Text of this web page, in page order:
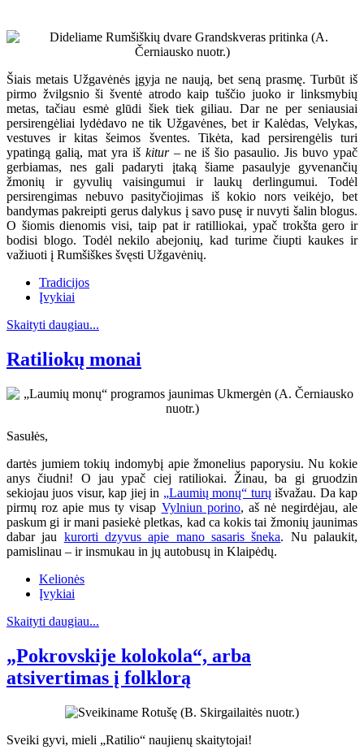
Šiais metais Užgavėnės įgyja ne naują, bet seną prasmę. Turbūt iš
pirmo žvilgsnio ši šventė atrodo kaip tuščio juoko ir linksmybių
metas, tačiau esmė glūdi šiek tiek giliau. Dar ne per seniausiai
persirengėliai lydėdavo ne tik Užgavėnes, bet ir Kalėdas, Velykas,
vestuves ir kitas šeimos šventes. Tikėta, kad persirengėlis turi
ypatingą galią, mat yra iš kitur– ne iš šio pasaulio. Jis buvo ypač
gerbiamas, nes gali padaryti įtaką šiame pasaulyje gyvenančių
žmonių ir gyvulių vaisingumui ir laukų derlingumui. Todėl
persirengimas nebuvo pasityčiojimas iš kokio nors veikėjo, bet
bandymas pakreipti gerus dalykus į savo pusę ir nuvyti šalin blogus.
O šiomis dienomis visi, taip pat ir ratilliokai, ypač trokšta gero ir
bodisi blogo. Todėl nekilo abejonių, kad turime čiupti kaukes ir
važiuoti į Rumšiškes švęsti Užgavėnių.
Tradicijos
Įvykiai
Skaityti daugiau...
Ratiliokų monai
Sasułės,
dartės jumiem tokių indomybį apie žmonelius paporysiu. Nu kokie
anys čiudni! O jau ypač ciej ratiliokai. Žinau, ba gi gruodzin
sekiojau juos visur, kap jiej in „Laumių monų“ turų išvažau. Da kap
pirmų roz apie mus ty visap Vylniun porino, aš nė negirdėjau, ale
paskum gi ir mani pasiekė pletkas, kad ca kokis tai žmonių jaunimas
dabar jau kurorti dzyvus apie mano sasaris šneka. Nu palaukit,
pamislinau – ir insmukau in jų autobusų in Klaipėdų.
Kelionės
Įvykiai
Skaityti daugiau...
„Pokrovskije kolokola“, arba
atsivertimas į folklorą
Sveiki gyvi, mieli „Ratilio“ naujienų skaitytojai!